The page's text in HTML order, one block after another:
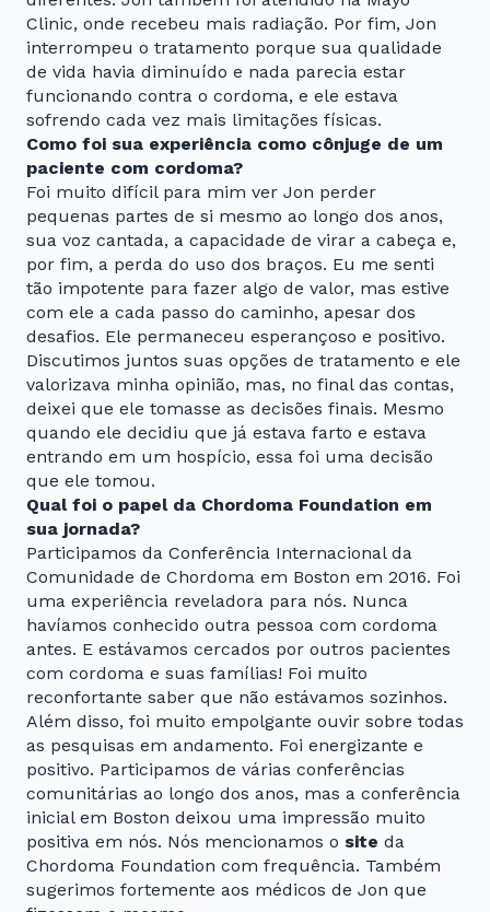
Clinic, onde recebeu mais radiação. Por fim, Jon
interrompeu o tratamento porque sua qualidade
de vida havia diminuído e nada parecia estar
funcionando contra o cordoma, e ele estava
sofrendo cada vez mais limitações físicas.
Como foi sua experiência como cônjuge de um
paciente com cordoma?
Foi muito difícil para mim ver Jon perder
pequenas partes de si mesmo ao longo dos anos,
sua voz cantada, a capacidade de virar a cabeça e,
por fim, a perda do uso dos braços. Eu me senti
tão impotente para fazer algo de valor, mas estive
com ele a cada passo do caminho, apesar dos
desafios. Ele permaneceu esperançoso e positivo.
Discutimos juntos suas opções de tratamento e ele
valorizava minha opinião, mas, no final das contas,
deixei que ele tomasse as decisões finais. Mesmo
quando ele decidiu que já estava farto e estava
entrando em um hospício, essa foi uma decisão
que ele tomou.
Qual foi o papel da Chordoma Foundation em
sua jornada?
Participamos da Conferência Internacional da
Comunidade de Chordoma em Boston em 2016. Foi
uma experiência reveladora para nós. Nunca
havíamos conhecido outra pessoa com cordoma
antes. E estávamos cercados por outros pacientes
com cordoma e suas famílias! Foi muito
reconfortante saber que não estávamos sozinhos.
Além disso, foi muito empolgante ouvir sobre todas
as pesquisas em andamento. Foi energizante e
positivo. Participamos de várias conferências
comunitárias ao longo dos anos, mas a conferência
inicial em Boston deixou uma impressão muito
positiva em nós. Nós mencionamos o site da
Chordoma Foundation com frequência. Também
sugerimos fortemente aos médicos de Jon que